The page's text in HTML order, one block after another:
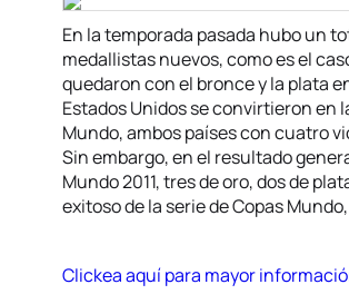
En la temporada pasada hubo un
medallistas nuevos, como es el
quedaron con el bronce y la plata
Estados Unidos se convirtieron en
Mundo, ambos países con cuatro
Sin embargo, en el resultado
Mundo 2011, tres de oro, dos de
exitoso de la serie de Copas
Clickea aquí para mayor